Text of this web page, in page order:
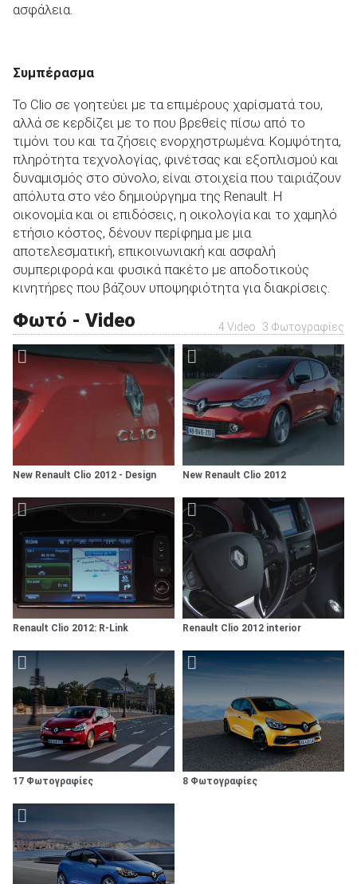
ασφάλεια.
Συμπέρασμα
Το Clio σε γοητεύει με τα επιμέρους χαρίσματά του,
αλλά σε κερδίζει με το που βρεθείς πίσω από το
τιμόνι του και τα ζήσεις ενορχηστρωμένα. Κομψότητα,
πληρότητα τεχνολογίας, φινέτσας και εξοπλισμού και
δυναμισμός στο σύνολο, είναι στοιχεία που ταιριάζουν
απόλυτα στο νέο δημιούργημα της Renault. Η
οικονομία και οι επιδόσεις, η οικολογία και το χαμηλό
ετήσιο κόστος, δένουν περίφημα με μια
αποτελεσματική, επικοινωνιακή και ασφαλή
συμπεριφορά και φυσικά πακέτο με αποδοτικούς
κινητήρες που βάζουν υποψηφιότητα για διακρίσεις.
Φωτό - Video 3 Φωτογραφίες
4 Video
New Renault Clio 2012 - Design New Renault Clio 2012
Renault Clio 2012: R-Link Renault Clio 2012 interior
17 Φωτογραφίες 8 Φωτογραφίες